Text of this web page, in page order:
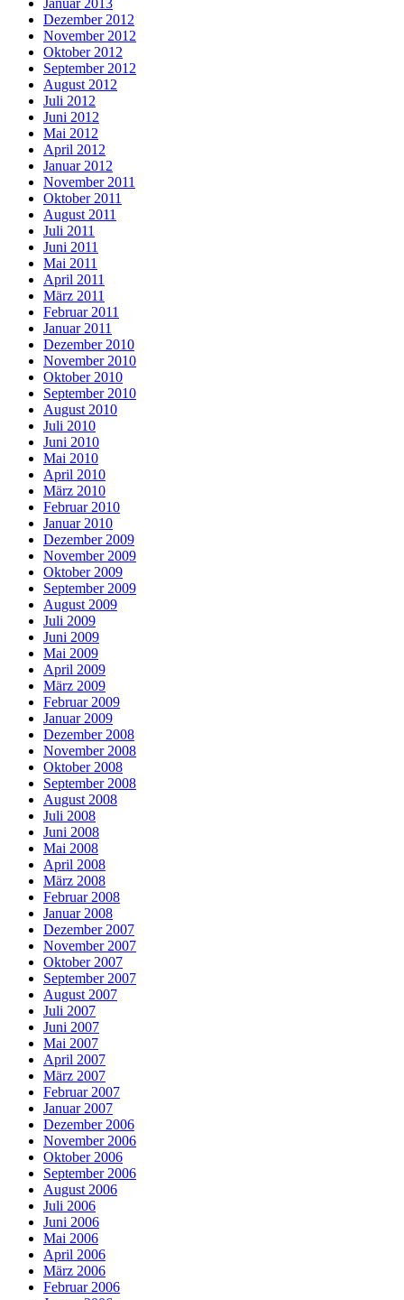
Januar 2013
Dezember 2012
November 2012
Oktober 2012
September 2012
August 2012
Juli 2012
Juni 2012
Mai 2012
April 2012
Januar 2012
November 2011
Oktober 2011
August 2011
Juli 2011
Juni 2011
Mai 2011
April 2011
März 2011
Februar 2011
Januar 2011
Dezember 2010
November 2010
Oktober 2010
September 2010
August 2010
Juli 2010
Juni 2010
Mai 2010
April 2010
März 2010
Februar 2010
Januar 2010
Dezember 2009
November 2009
Oktober 2009
September 2009
August 2009
Juli 2009
Juni 2009
Mai 2009
April 2009
März 2009
Februar 2009
Januar 2009
Dezember 2008
November 2008
Oktober 2008
September 2008
August 2008
Juli 2008
Juni 2008
Mai 2008
April 2008
März 2008
Februar 2008
Januar 2008
Dezember 2007
November 2007
Oktober 2007
September 2007
August 2007
Juli 2007
Juni 2007
Mai 2007
April 2007
März 2007
Februar 2007
Januar 2007
Dezember 2006
November 2006
Oktober 2006
September 2006
August 2006
Juli 2006
Juni 2006
Mai 2006
April 2006
März 2006
Februar 2006